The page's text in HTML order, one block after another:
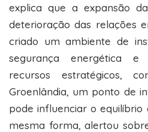
explica que a expansão
deterioração das relações
criado um ambiente de
segurança energética
recursos estratégicos,
Groenlândia, um ponto de
pode influenciar o
mesma forma, alertou